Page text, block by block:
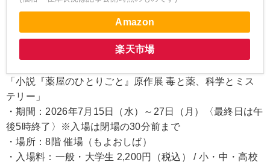
Amazon
楽天市場
「小説『薬屋のひとりごと』原作展 毒と薬、科学とミス
テリー」
・期間：2026年7月15日（水）～27日（月）〈最終日は午
後5時終了〉※入場は閉場の30分前まで
・場所：8階 催場（もよおしば）
・入場料：一般・大学生 2,200円（税込） / 小・中・高校